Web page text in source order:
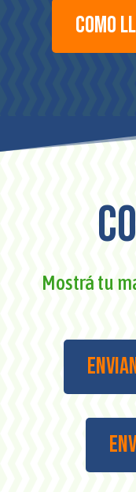
como
Mostrá tu